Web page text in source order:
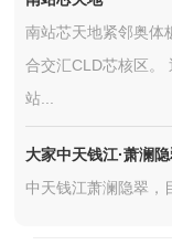
南站芯天地紧邻奥体
合交汇CLD芯核区。
站...
大家中天钱江·萧澜
中天钱江萧澜隐翠，